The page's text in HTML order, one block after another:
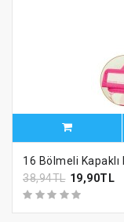
16 Bölmeli
38,94TL 19,90TL